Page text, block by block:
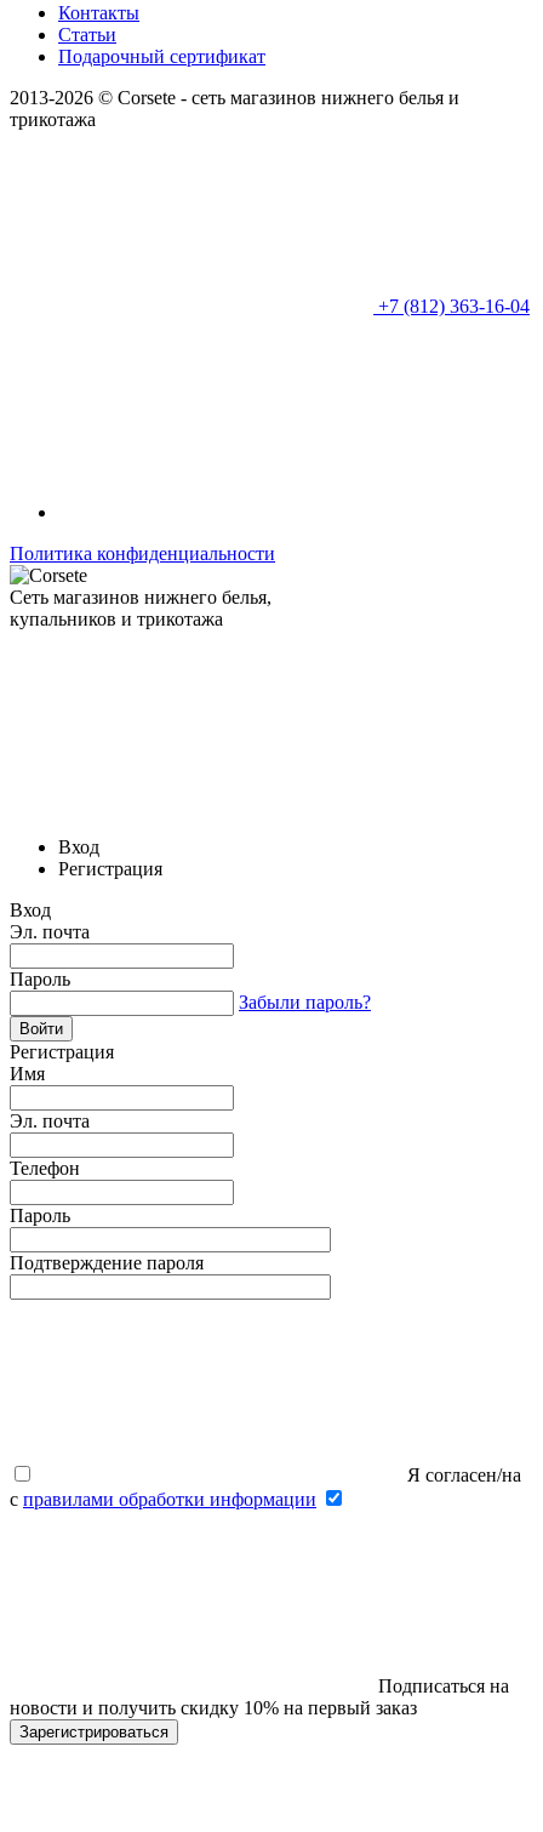
Контакты
Статьи
Подарочный сертификат
2013-2026 © Corsete - сеть магазинов нижнего белья и
трикотажа
+7 (812) 363-16-04
Политика конфиденциальности
Сеть магазинов нижнего белья,
купальников и трикотажа
Вход
Регистрация
Вход
Эл. почта
Пароль
Забыли пароль?
Регистрация
Имя
Эл. почта
Телефон
Пароль
Подтверждение пароля
Я согласен/на
с правилами обработки информации
Подписаться на
новости и получить скидку 10% на первый заказ